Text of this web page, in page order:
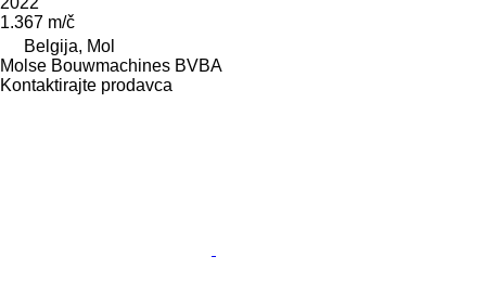
1.367 m/č
Belgija, Mol
Molse Bouwmachines BVBA
Kontaktirajte prodavca